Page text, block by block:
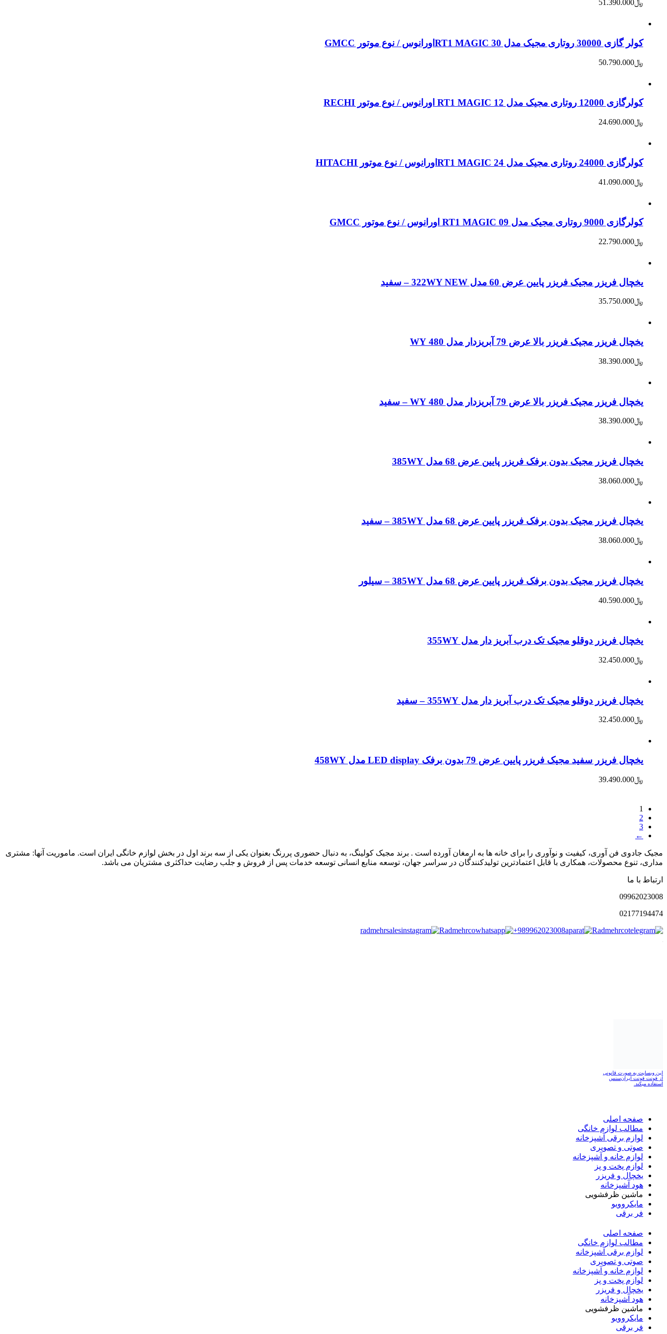
﷼51.390.000
کولر گازی 30000 روتاری مجیک مدل 30 RT1 MAGICاورانوس / نوع موتور GMCC
﷼50.790.000
کولرگازی 12000 روتاری مجیک مدل 12 RT1 MAGIC اورانوس / نوع موتور RECHI
﷼24.690.000
کولرگازی 24000 روتاری مجیک مدل 24 RT1 MAGICاورانوس / نوع موتور HITACHI
﷼41.090.000
کولرگازی 9000 روتاری مجیک مدل 09 RT1 MAGIC اورانوس / نوع موتور GMCC
﷼22.790.000
یخچال فریزر مجیک فریزر پایین عرض 60 مدل 322WY NEW – سفید
﷼35.750.000
یخچال فریزر مجیک فریزر بالا عرض 79 آبریزدار مدل 480 WY
﷼38.390.000
یخچال فریزر مجیک فریزر بالا عرض 79 آبریزدار مدل 480 WY – سفید
﷼38.390.000
یخچال فریزر مجیک بدون برفک فریزر پایین عرض 68 مدل 385WY
﷼38.060.000
یخچال فریزر مجیک بدون برفک فریزر پایین عرض 68 مدل 385WY – سفید
﷼38.060.000
یخچال فریزر مجیک بدون برفک فریزر پایین عرض 68 مدل 385WY – سیلور
﷼40.590.000
یخچال فریزر دوقلو مجیک تک درب آبریز دار مدل 355WY
﷼32.450.000
یخچال فریزر دوقلو مجیک تک درب آبریز دار مدل 355WY – سفید
﷼32.450.000
یخچال فریزر سفید مجیک فریزر پایین عرض 79 بدون برفک LED display مدل 458WY
﷼39.490.000
1
2
3
←
مجیک جادوی فن آوری، کیفیت و نوآوری را برای خانه ها به ارمغان آورده است . برند مجیک کولینگ، به دنبال حضوری پررنگ بعنوان یکی از سه برند اول در بخش لوازم خانگی ایران است. ماموریت آنها: مشتری
مداری، تنوع محصولات، همکاری با قابل اعتمادترین تولیدکنندگان در سراسر جهان، توسعه منابع انسانی توسعه خدمات پس از فروش و جلب رضایت حداکثری مشتریان می باشد.
ارتباط با ما
09962023008
021 77194474
radmehrsales
Radmehrco +989962023008 Radmehrco
این وبسایت به صورت قانونی
از فونت فونت ایران‌سنس
استفاده میکند.
صفحه اصلی
مطالب لوازم خانگی
لوازم برقی آشپزخانه
صوتی و تصویری
لوازم خانه و آشپزخانه
لوازم پخت و پز
یخچال و فریزر
هود آشپزخانه
ماشین ظرفشویی
مایکروویو
فر برقی
صفحه اصلی
مطالب لوازم خانگی
لوازم برقی آشپزخانه
صوتی و تصویری
لوازم خانه و آشپزخانه
لوازم پخت و پز
یخچال و فریزر
هود آشپزخانه
ماشین ظرفشویی
مایکروویو
فر برقی